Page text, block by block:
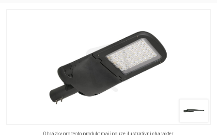
Obrázky pro tento produkt mají pouze ilustrativní charakter.